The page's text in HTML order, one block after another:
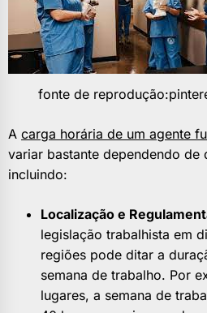
fonte de
A carga horária de um agente
variar bastante dependendo de
incluindo:
Localização e
legislação trabalhista em
regiões pode ditar a
semana de trabalho. Por
lugares, a semana de